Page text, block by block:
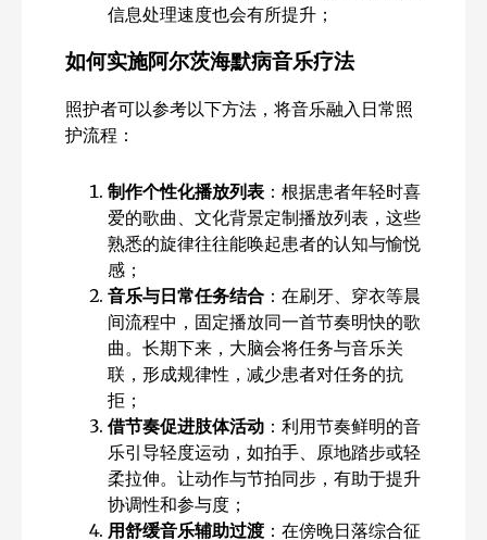
信息处理速度也会有所提升；
如何实施阿尔茨海默病音乐疗法
照护者可以参考以下方法，将音乐融入日常照
护流程：
制作个性化播放列表 ：根据患者年轻时喜
爱的歌曲、文化背景定制播放列表，这些
熟悉的旋律往往能唤起患者的认知与愉悦
感；
音乐与日常任务结合 ：在刷牙、穿衣等晨
间流程中，固定播放同一首节奏明快的歌
曲。长期下来，大脑会将任务与音乐关
联，形成规律性，减少患者对任务的抗
拒；
借节奏促进肢体活动 ：利用节奏鲜明的音
乐引导轻度运动，如拍手、原地踏步或轻
柔拉伸。让动作与节拍同步，有助于提升
协调性和参与度；
用舒缓音乐辅助过渡 ：在傍晚日落综合征